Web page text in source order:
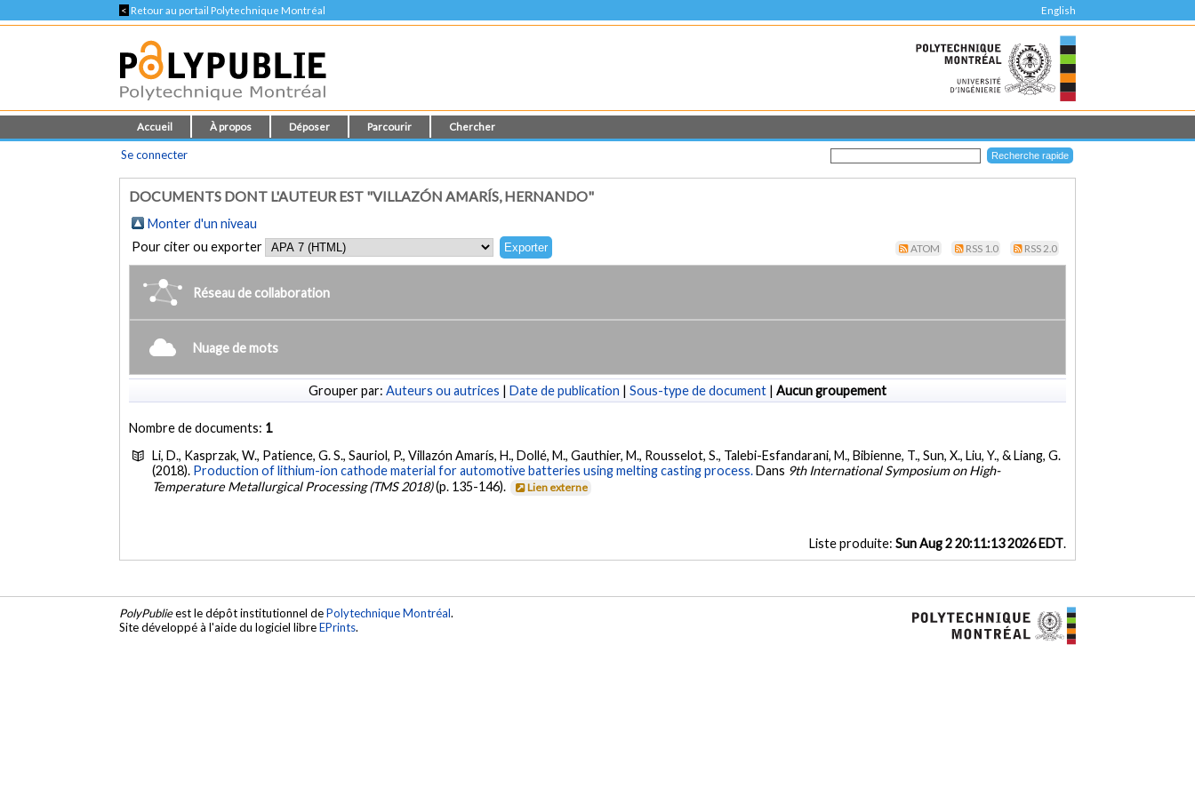
< Retour au portail Polytechnique Montréal English
Accueil À propos Déposer Parcourir Chercher
Se connecter
DOCUMENTS DONT L'AUTEUR EST "VILLAZÓN AMARÍS, HERNANDO"
Monter d'un niveau
Pour citer ou exporter
ATOM RSS 1.0 RSS 2.0
Réseau de collaboration
Nuage de mots
Grouper par: Auteurs ou autrices | Date de publication | Sous-type de document | Aucun groupement
Nombre de documents: 1
Li, D., Kasprzak, W., Patience, G. S., Sauriol, P., Villazón Amarís, H., Dollé, M., Gauthier, M., Rousselot, S., Talebi-Esfandarani, M., Bibienne, T., Sun, X., Liu, Y., & Liang, G.
(2018). Production of lithium-ion cathode material for automotive batteries using melting casting process.Dans 9th International Symposium on High-
Temperature Metallurgical Processing (TMS 2018)(p. 135-146). Lien externe
Liste produite: Sun Aug 2 20:11:13 2026 EDT.
PolyPublieest le dépôt institutionnel dePolytechnique Montréal.
Site développé à l'aide du logiciel libreEPrints.